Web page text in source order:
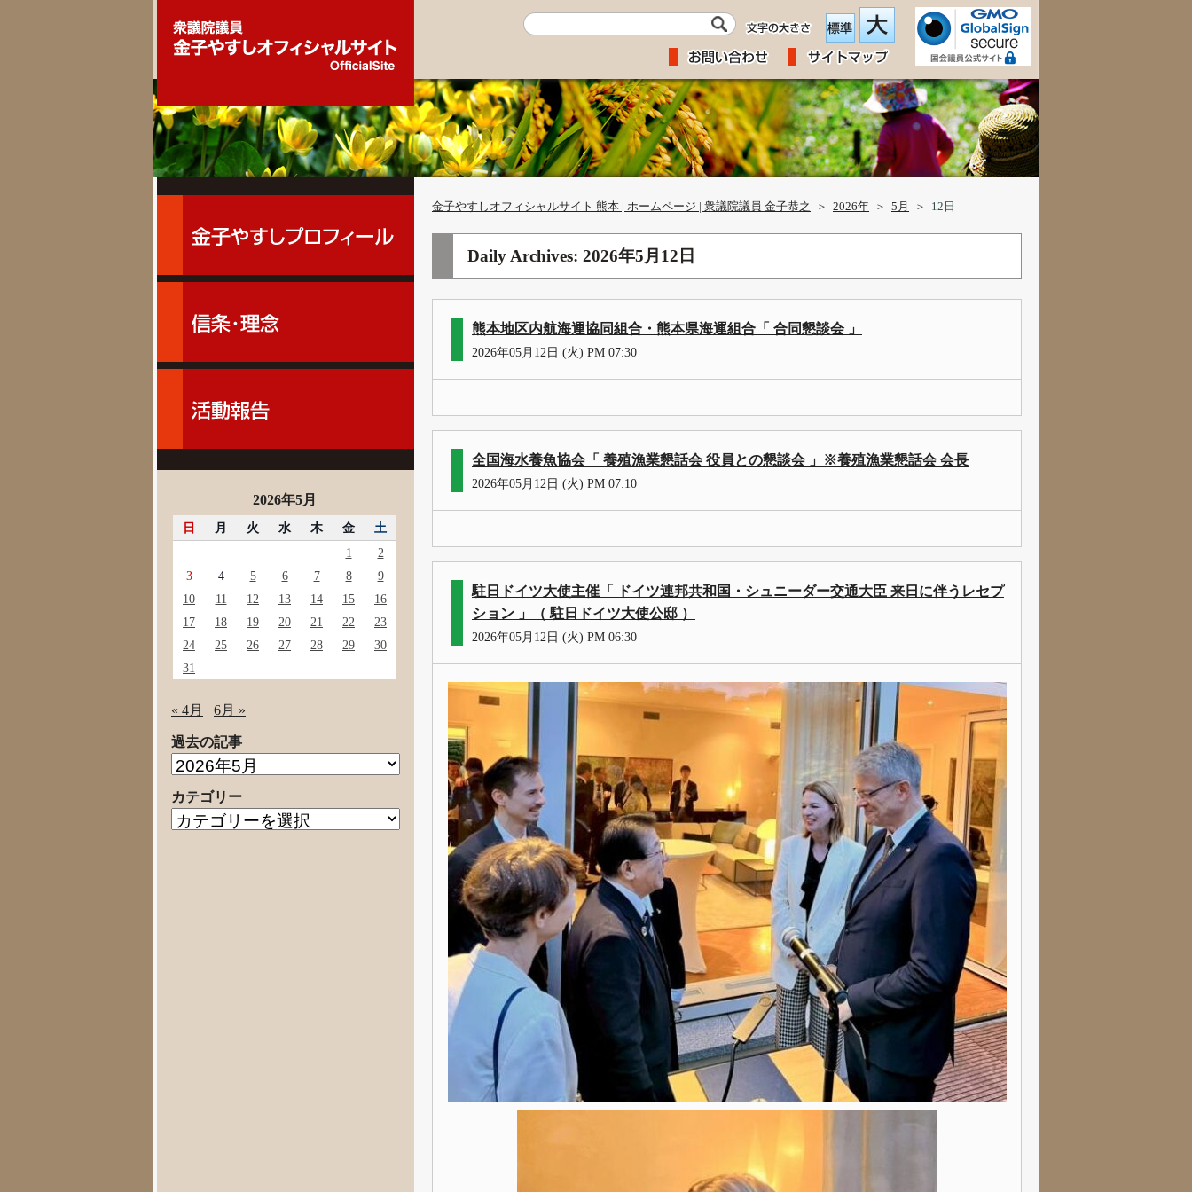
金子やすしオフィシャルサイト 熊本 | ホームページ | 衆議院議員 金子恭之 ＞ 2026年 ＞ 5月 ＞ 12日
Daily Archives: 2026年5月12日
熊本地区内航海運協同組合・熊本県海運組合「 合同懇談会 」
2026年05月12日 (火) PM 07:30
全国海水養魚協会「 養殖漁業懇話会 役員との懇談会 」※養殖漁業懇話会 会長
2026年05月12日 (火) PM 07:10
駐日ドイツ大使主催「 ドイツ連邦共和国・シュニーダー交通大臣 来日に伴うレセプ
ション 」（ 駐日ドイツ大使公邸 ）
2026年05月12日 (火) PM 06:30
2026年5月
日 月 火 水 木 金
土
1
2
3
4 5 6 7 8
9
10
11 12 13 14 15
16
17
18 19 20 21 22
23
24
25 26 27 28 29
30
31
« 4月 6月 »
過去の記事
過
の
記
カテゴリー
カ